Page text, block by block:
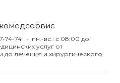
74-74
пн.-вс.: с 08:00 до
услуг от
до лечения и хирургического